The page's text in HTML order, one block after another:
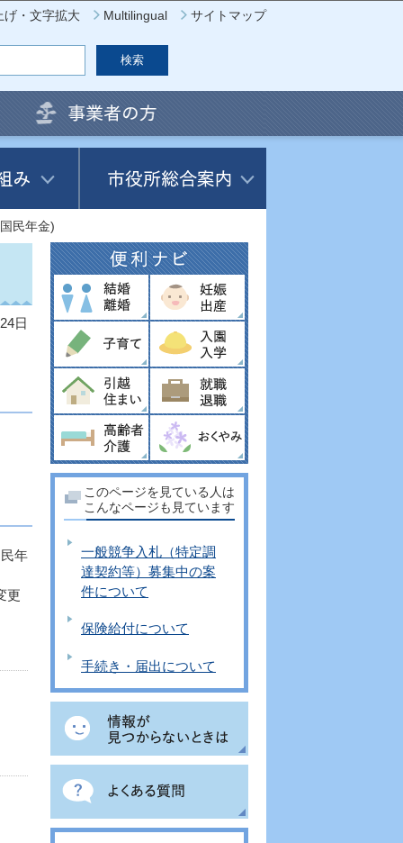
げ・文字拡大 Multilingual サイトマップ
民年金)
日
年
更
このページを見ている人は
こんなページも見ています
一般競争入札（特定調
達契約等）募集中の案
件について
保険給付について
手続き・届出について